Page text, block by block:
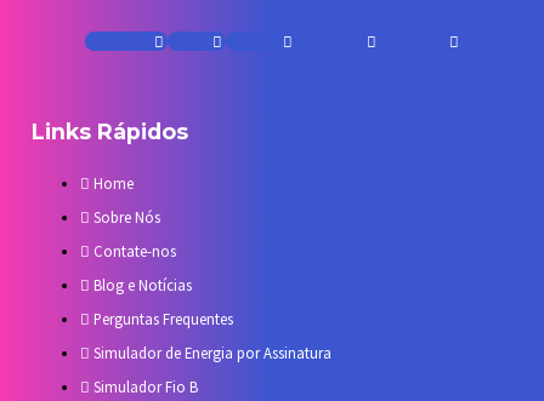
Facebook Tiktok Youtube
Links Rápidos
Home
Sobre Nós
Contate-nos
Blog e Notícias
Perguntas Frequentes
Simulador de Energia por Assinatura
Simulador Fio B